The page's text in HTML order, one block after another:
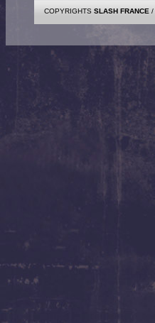
COPYRIGHTS SLASH FRANCE /